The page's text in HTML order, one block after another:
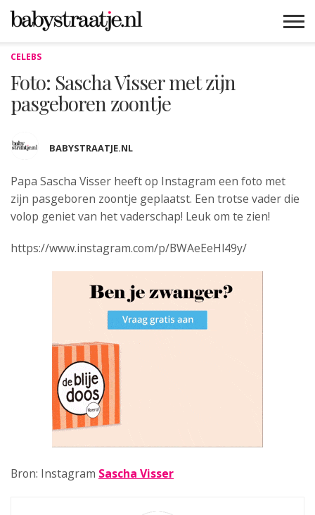
CELEBS
Foto: Sascha Visser met zijn
pasgeboren zoontje
BABYSTRAATJE.NL
Papa Sascha Visser heeft op Instagram een foto met
zijn pasgeboren zoontje geplaatst. Een trotse vader die
volop geniet van het vaderschap! Leuk om te zien!
https://www.instagram.com/p/BWAeEeHl49y/
Bron: Instagram Sascha Visser